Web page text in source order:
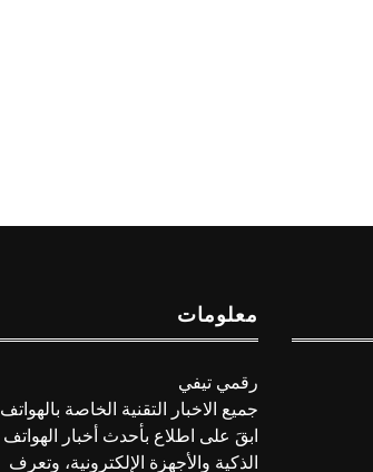
معلومات
رقمي تيفي
جميع الاخبار التقنية الخاصة بالهواتف
ابقَ على اطلاع بأحدث أخبار الهواتف
الذكية والأجهزة الإلكترونية، وتعرف